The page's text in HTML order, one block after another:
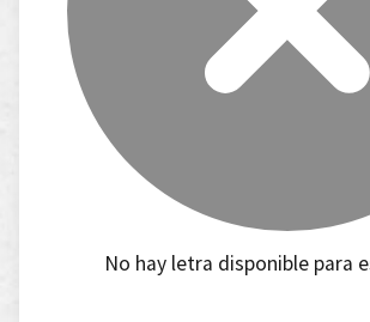
No hay letra disponible para